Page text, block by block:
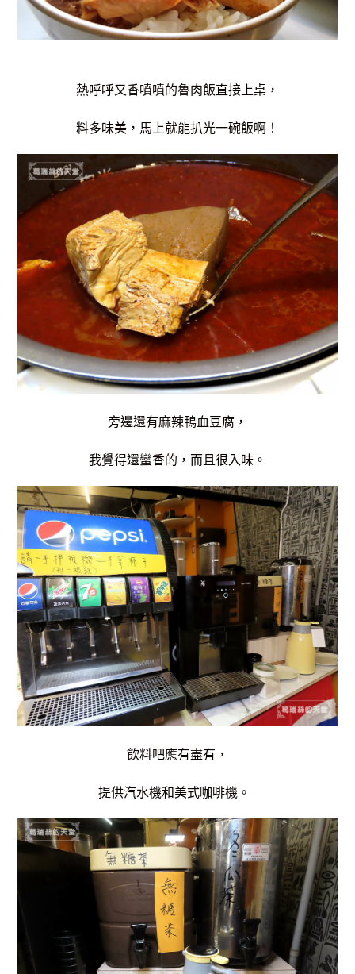
熱呼呼又香噴噴的魯肉飯直接上桌，
料多味美，馬上就能扒光一碗飯啊！
旁邊還有麻辣鴨血豆腐，
我覺得還蠻香的，而且很入味。
飲料吧應有盡有，
提供汽水機和美式咖啡機。